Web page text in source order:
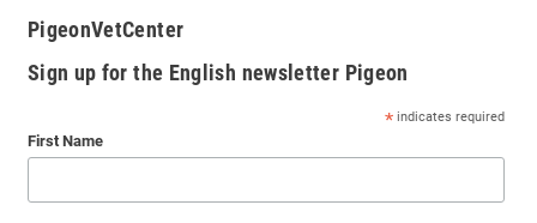
PigeonVetCenter
Sign up for the English newsletter Pigeon
* indicates required
First Name